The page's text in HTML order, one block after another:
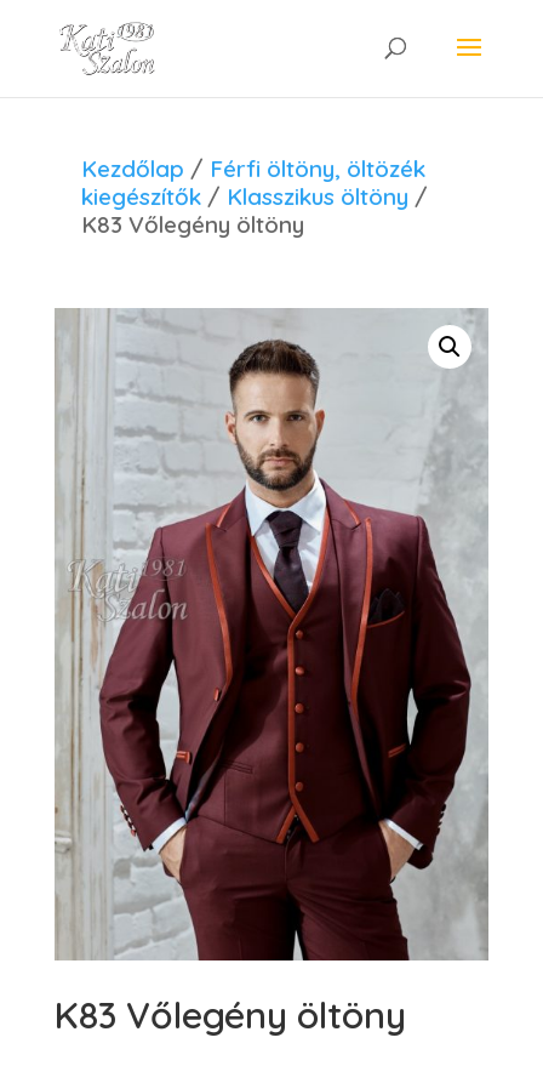
Kezdőlap / Férfi öltöny, öltözék
kiegészítők / Klasszikus öltöny /
K83 Vőlegény öltöny
K83 Vőlegény öltöny